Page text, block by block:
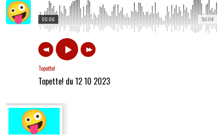
50:04
00:00
Topette!
Topette! du 12 10 2023